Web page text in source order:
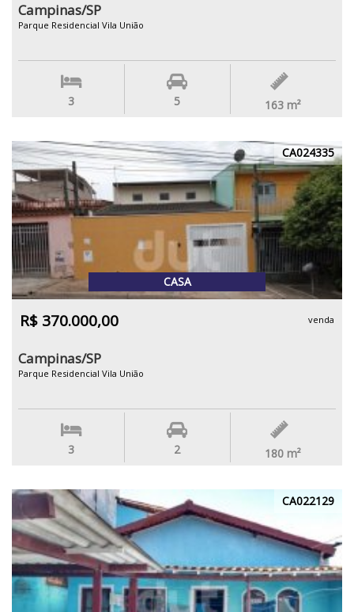
Campinas/SP
Parque Residencial Vila União
3 5 163 m²
CA024335
CASA
R$ 370.000,00 venda
Campinas/SP
Parque Residencial Vila União
3 2 180 m²
CA022129